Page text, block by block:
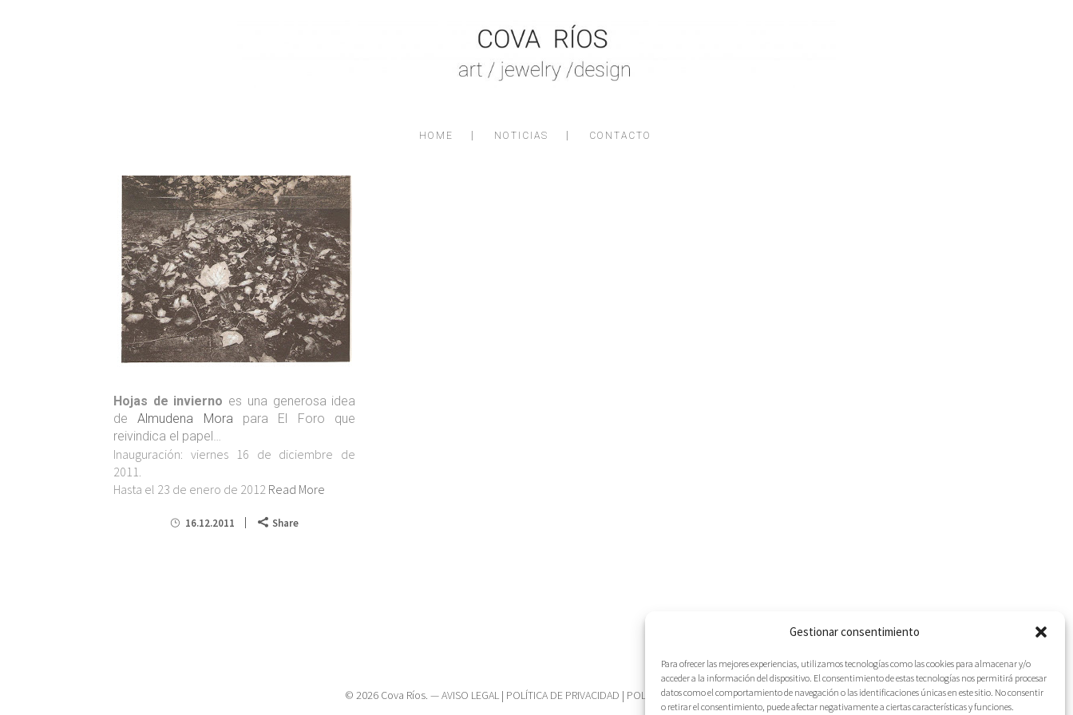
Gestionar consentimiento
Para ofrecer las mejores experiencias, utilizamos tecnologías como las cookies para almacenar y/o
acceder a la información del dispositivo. El consentimiento de estas tecnologías nos permitirá procesar
datos como el comportamiento de navegación o las identificaciones únicas en este sitio. No consentir
o retirar el consentimiento, puede afectar negativamente a ciertas características y funciones.
HOME NOTICIAS CONTACTO
Hojas de invierno es una generosa idea
deAlmudena Mora para El Foro que
reivindica el papel…
Inauguración: viernes 16 de diciembre de
2011.
Hasta el 23 de enero de 2012 Read More
16.12.2011 Share
© 2026 Cova Ríos. —AVISO LEGAL | POLÍTICA DE PRIVACIDAD | POLÍTICA DE COOKIES